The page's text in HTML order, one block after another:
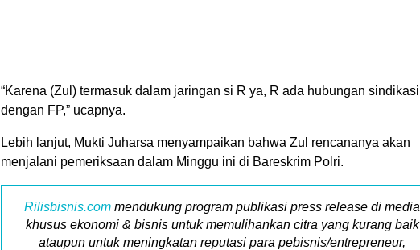
“Karena (Zul) termasuk dalam jaringan si R ya, R ada hubungan sindikasi
dengan FP,” ucapnya.
Lebih lanjut, Mukti Juharsa menyampaikan bahwa Zul rencananya akan
menjalani pemeriksaan dalam Minggu ini di Bareskrim Polri.
Rilisbisnis.com mendukung program publikasi press release di media
khusus ekonomi & bisnis untuk memulihankan citra yang kurang baik
ataupun untuk meningkatan reputasi para pebisnis/entrepreneur,